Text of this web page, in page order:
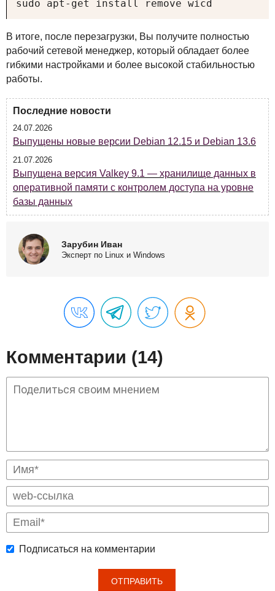
sudo apt-get install remove wicd
В итоге, после перезагрузки, Вы получите полностью
рабочий сетевой менеджер, который обладает более
гибкими настройками и более высокой стабильностью
работы.
Последние новости
24.07.2026
Выпущены новые версии Debian 12.15 и Debian 13.6
21.07.2026
Выпущена версия Valkey 9.1 — хранилище данных в
оперативной памяти с контролем доступа на уровне
базы данных
Зарубин Иван
Эксперт по Linux и Windows
Комментарии (14)
Подписаться на комментарии